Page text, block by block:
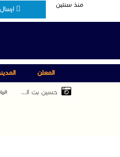
منذ سنتين
المعلن
حسين بت الصغير